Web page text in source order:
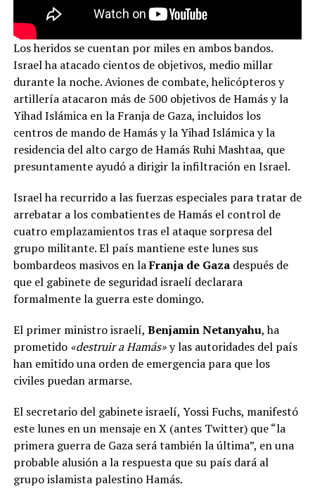
Los heridos se cuentan por miles en ambos bandos.
Israel ha atacado cientos de objetivos, medio millar
durante la noche. Aviones de combate, helicópteros y
artillería atacaron más de 500 objetivos de Hamás y la
Yihad Islámica en la Franja de Gaza, incluidos los
centros de mando de Hamás y la Yihad Islámica y la
residencia del alto cargo de Hamás Ruhi Mashtaa, que
presuntamente ayudó a dirigir la infiltración en Israel.
Israel ha recurrido a las fuerzas especiales para tratar de
arrebatar a los combatientes de Hamás el control de
cuatro emplazamientos tras el ataque sorpresa del
grupo militante. El país mantiene este lunes sus
bombardeos masivos en laFranja de Gazadespués de
que el gabinete de seguridad israelí declarara
formalmente la guerra este domingo.
El primer ministro israelí, Benjamin Netanyahu, ha
prometido «destruir a Hamás»y las autoridades del país
han emitido una orden de emergencia para que los
civiles puedan armarse.
El secretario del gabinete israelí, Yossi Fuchs, manifestó
este lunes en un mensaje en X (antes Twitter) que “la
primera guerra de Gaza será también la última”, en una
probable alusión a la respuesta que su país dará al
grupo islamista palestino Hamás.